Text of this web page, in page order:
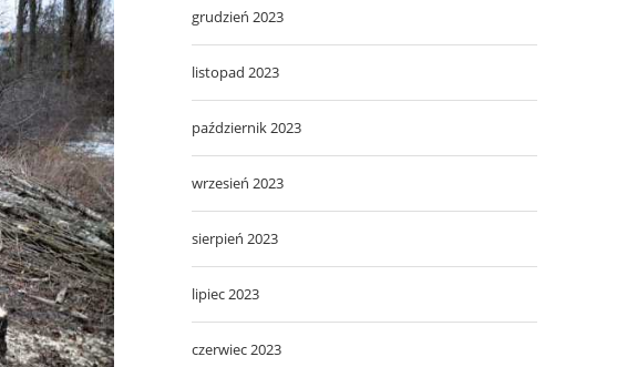
grudzień 2023
listopad 2023
październik 2023
wrzesień 2023
sierpień 2023
lipiec 2023
czerwiec 2023